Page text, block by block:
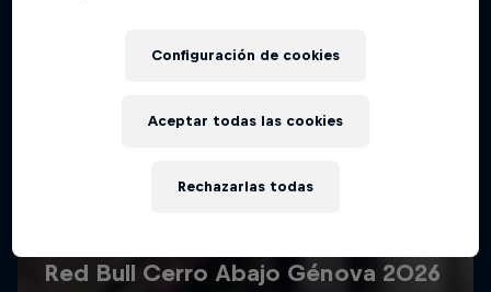
Configuración de cookies
Rechazarlas todas
Aceptar todas las cookies